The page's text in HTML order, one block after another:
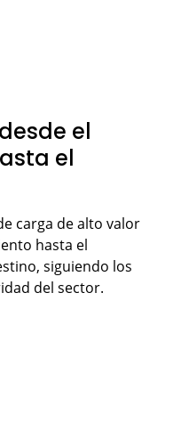
el
el
carga de alto valor
hasta el
siguiendo los
del sector.